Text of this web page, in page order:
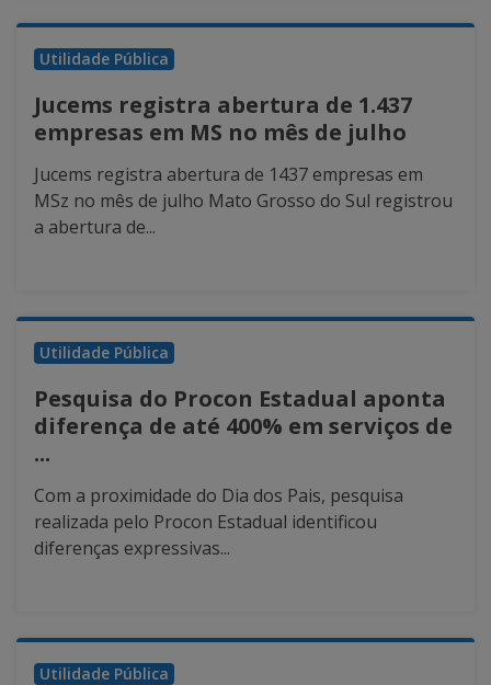
Utilidade Pública
Jucems registra abertura de 1.437
empresas em MS no mês de julho
Jucems registra abertura de 1437 empresas em
MSz no mês de julho Mato Grosso do Sul registrou
a abertura de...
Utilidade Pública
Pesquisa do Procon Estadual aponta
diferença de até 400% em serviços de
...
Com a proximidade do Dia dos Pais, pesquisa
realizada pelo Procon Estadual identificou
diferenças expressivas...
Utilidade Pública